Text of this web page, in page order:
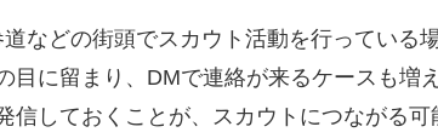
などの街頭でスカウト活動を行っている
目に留まり、DMで連絡が来るケースも増
信しておくことが、スカウトにつながる可